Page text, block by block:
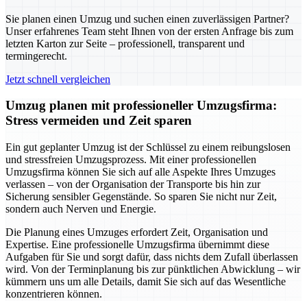
Sie planen einen Umzug und suchen einen zuverlässigen Partner?
Unser erfahrenes Team steht Ihnen von der ersten Anfrage bis zum
letzten Karton zur Seite – professionell, transparent und
termingerecht.
Jetzt schnell vergleichen
Umzug planen mit professioneller Umzugsfirma:
Stress vermeiden und Zeit sparen
Ein gut geplanter Umzug ist der Schlüssel zu einem reibungslosen
und stressfreien Umzugsprozess. Mit einer professionellen
Umzugsfirma können Sie sich auf alle Aspekte Ihres Umzuges
verlassen – von der Organisation der Transporte bis hin zur
Sicherung sensibler Gegenstände. So sparen Sie nicht nur Zeit,
sondern auch Nerven und Energie.
Die Planung eines Umzuges erfordert Zeit, Organisation und
Expertise. Eine professionelle Umzugsfirma übernimmt diese
Aufgaben für Sie und sorgt dafür, dass nichts dem Zufall überlassen
wird. Von der Terminplanung bis zur pünktlichen Abwicklung – wir
kümmern uns um alle Details, damit Sie sich auf das Wesentliche
konzentrieren können.